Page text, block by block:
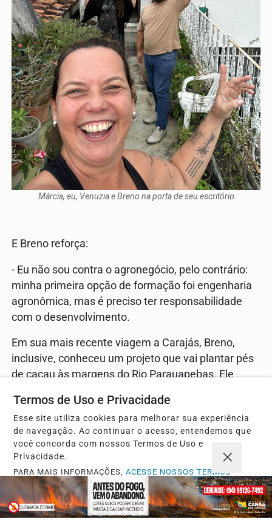
Márcia, eu, Venuzia e Breno na porta de seu escritório
E Breno reforça:
- Eu não sou contra o agronegócio, pelo contrário:
minha primeira opção de formação foi engenharia
agronômica, mas é preciso ter responsabilidade
com o desenvolvimento.
Em sua mais recente viagem a Carajás, Breno,
inclusive, conheceu um projeto que vai plantar pés
de cacau às margens do Rio Parauapebas. Ele
de ser uma alternativa que beneficia o meio
ambiente, também será fonte de renda para povos
da região.
Volta e meia durante a conversa, Breno lamenta o
desmatamento na região de Carajás e reforça seu
profundo desapontamento com o desperdício de
recursos por conta, principalmente, da política.
Termos de Uso e Privacidade
Esse site utiliza cookies para melhorar sua experiência
de navegação. Ao continuar o acesso, entendemos que
você concorda com nossos Termos de Uso e
Privacidade.
PARA MAIS INFORMAÇÕES,ACESSE NOSSOS TERMOS
CLICANDO AQUI
PROSSEGUIR